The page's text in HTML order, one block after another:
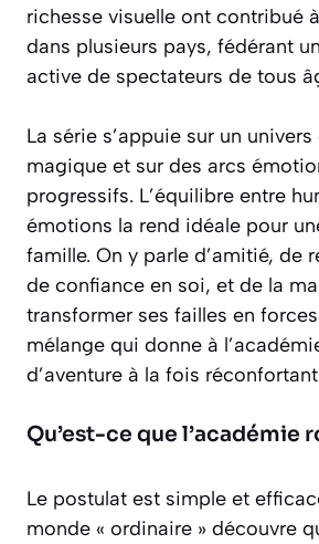
richesse visuelle ont contribué
dans plusieurs pays, fédérant
active de spectateurs de tous
La série s’appuie sur un
magique et sur des arcs
progressifs. L’équilibre entre
émotions la rend idéale pour
famille. On y parle d’amitié, de
de confiance en soi, et de la
transformer ses failles en
mélange qui donne à
d’aventure à la fois
Qu’est-ce que l’académie
Le postulat est simple et
monde « ordinaire » découvre